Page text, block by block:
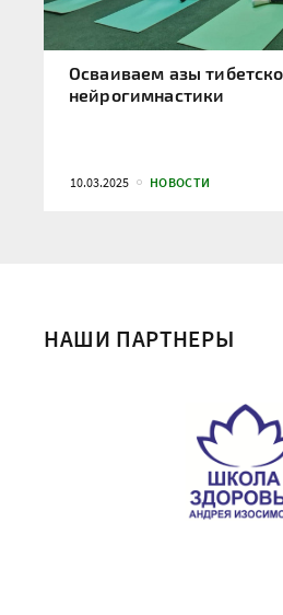
Осваиваем азы
нейрогимнастики
10.03.2025 НОВОСТИ
НАШИ ПАРТНЕРЫ